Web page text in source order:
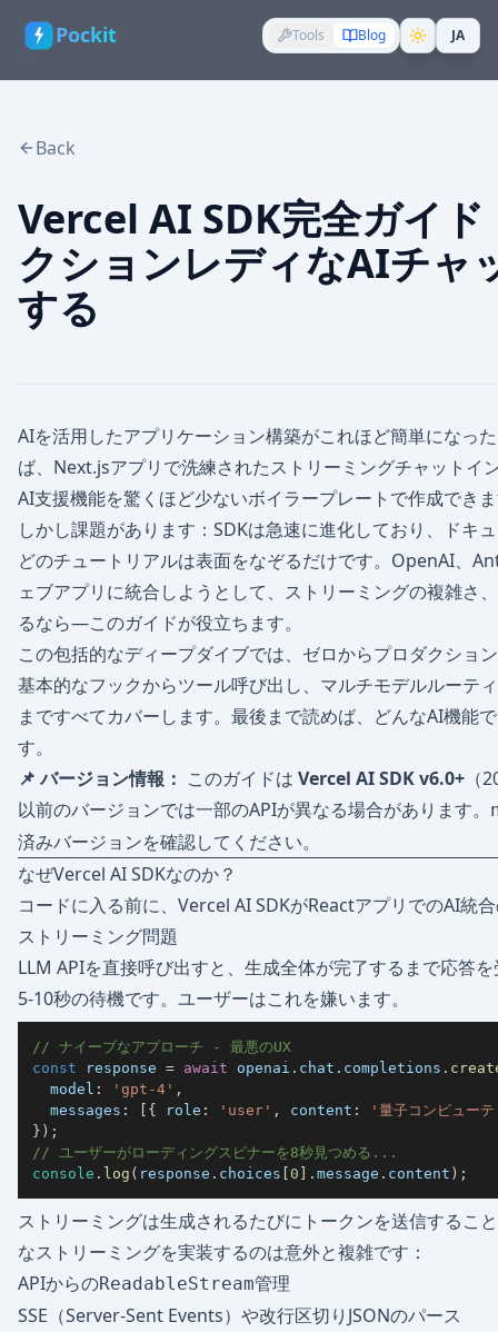
Pockit Tools Blog JA
Back
Vercel AI SDK完全ガイ
クションレディなAIチャ
する
AIを活用したアプリケーション構築がこれほど簡単になっ
ば、Next.jsアプリで洗練されたストリーミングチャットイ
AI支援機能を驚くほど少ないボイラープレートで作成でき
しかし課題があります：SDKは急速に進化しており、ドキ
どのチュートリアルは表面をなぞるだけです。OpenAI、
ェブアプリに統合しようとして、ストリーミングの複雑さ
るなら—このガイドが役立ちます。
この包括的なディープダイブでは、ゼロからプロダクショ
基本的なフックからツール呼び出し、マルチモデルルーテ
まですべてカバーします。最後まで読めば、どんなAI機能
す。
📌 バージョン情報： このガイドは Vercel AI SDK v6.0+ （
以前のバージョンでは一部のAPIが異なる場合があります。
済みバージョンを確認してください。
なぜVercel AI SDKなのか？
コードに入る前に、Vercel AI SDKがReactアプリでのAI統
ストリーミング問題
LLM APIを直接呼び出すと、生成全体が完了するまで応答
5-10秒の待機です。ユーザーはこれを嫌います。
// ナイーブなアプローチ - 最悪のUX
const response = await openai . chat . completions .
model : 'gpt-4' ,
messages : [ { role : 'user' , content :
'量子コンピュー
} ) ;
// ユーザーがローディングスピナーを8秒見つめる...
console . log ( response . choices [0 ] . message . content ) ;
ストリーミングは生成されるたびにトークンを送信するこ
なストリーミングを実装するのは意外と複雑です：
APIからのReadableStream管理
SSE（Server-Sent Events）や改行区切りJSONのパース